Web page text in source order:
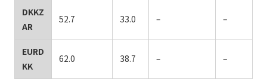
DKKZ
AR
52.7 33.0 – –
EURD
KK
62.0 38.7 – –